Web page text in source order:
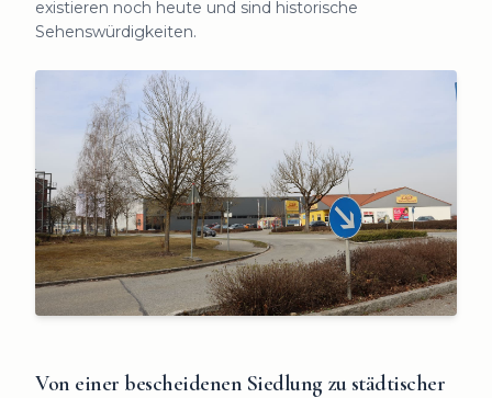
existieren noch heute und sind historische
Sehenswürdigkeiten.
Von einer bescheidenen Siedlung zu städtischer